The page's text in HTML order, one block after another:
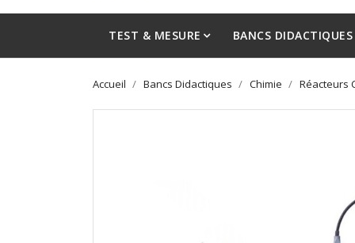
TEST & MESURE BANCS DIDACTIQUES
Accueil Bancs Didactiques Chimie Réacteurs